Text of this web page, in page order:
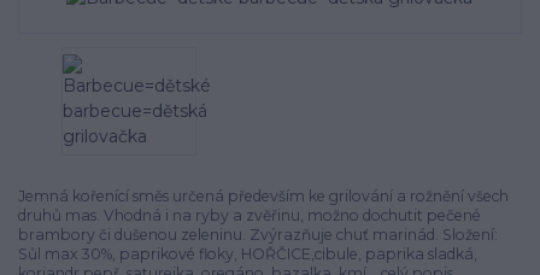
Jemná kořenící směs určená především ke grilování a rožnění všech
druhů mas. Vhodná i na ryby a zvěřinu, možno dochutit pečené
brambory či dušenou zeleninu. Zvýrazňuje chuť marinád. Složení:
Sůl max 30%, paprikové floky, HOŘČICE,cibule, paprika sladká,